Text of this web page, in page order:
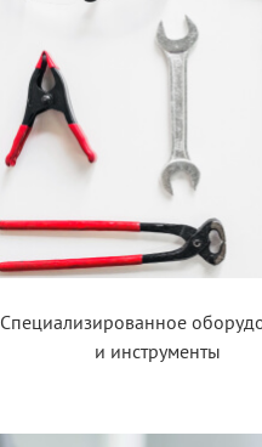
Специализированное
и инструменты